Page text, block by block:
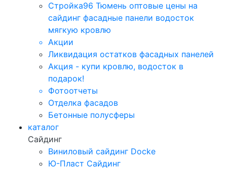
Стройка96 Тюмень оптовые цены на
сайдинг фасадные панели водосток
мягкую кровлю
Акции
Ликвидация остатков фасадных панелей
Акция - купи кровлю, водосток в
подарок!
Фотоотчеты
Отделка фасадов
Бетонные полусферы
каталог
Сайдинг
Виниловый сайдинг Docke
Ю-Пласт Сайдинг